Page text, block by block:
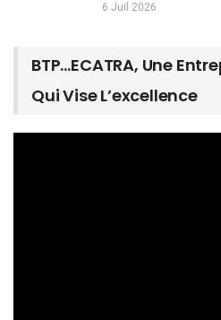
6 Juil 2026
BTP…ECATRA, Une
Qui Vise L’excellence